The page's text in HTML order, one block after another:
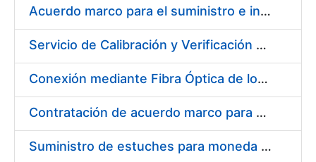
Acuerdo marco para el suministro e instalación de persianas, estores y otros complementos
Servicio de Calibración y Verificación Externa de los Equipos de Medición del Servicio de Prevención de la FNMT-RCM
Conexión mediante Fibra Óptica de los Centros de Proceso de Datos (CPDs) de las sedes de la FNMT-RCM de Burgos y Madrid
Contratación de acuerdo marco para el Suministro de Material de Electricidad para la Fábrica Nacional de Moneda y Timbre-Real Casa de la Moneda en su centro de trabajo de Burgos
Suministro de estuches para moneda de 30 €